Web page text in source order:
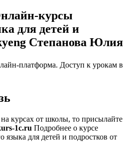
курсы
для детей и
Степанова Юлия
платформа. Доступ к урокам в
курсах от школы, то присылайте
1c.ru Подробнее о курсе
языка для детей и подростков от